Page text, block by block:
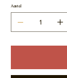
Aantal